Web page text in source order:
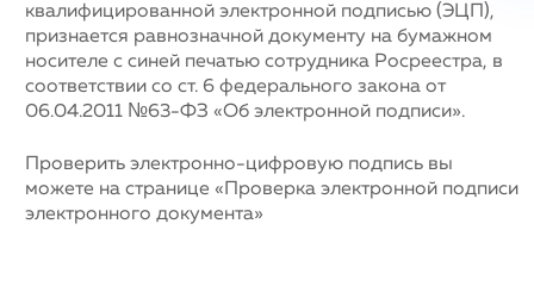
квалифицированной электронной подписью (ЭЦП),
признается равнозначной документу на бумажном
носителе с синей печатью сотрудника Росреестра, в
соответствии со ст. 6 федерального закона от
06.04.2011 №63-ФЗ «Об электронной подписи».
Проверить электронно-цифровую подпись вы
можете на странице «Проверка электронной подписи
электронного документа»